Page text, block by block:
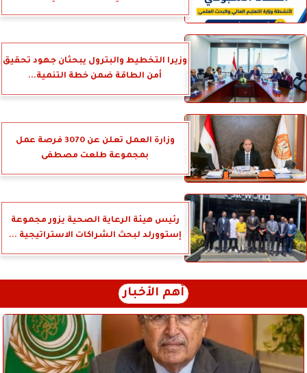
وزيرا التخطيط والبترول يبحثان جهود تحقيق
أمن الطاقة ضمن خطة التنمية...
وزارة العمل تعلن عن 3070 فرصة عمل
بمجموعة طلعت مصطفى
رئيس هيئة الرعاية الصحية يزور مجموعة
إستوورلد لبحث الشراكات الاستراتيجية ...
أهم الأخبار